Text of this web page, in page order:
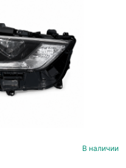
В наличии